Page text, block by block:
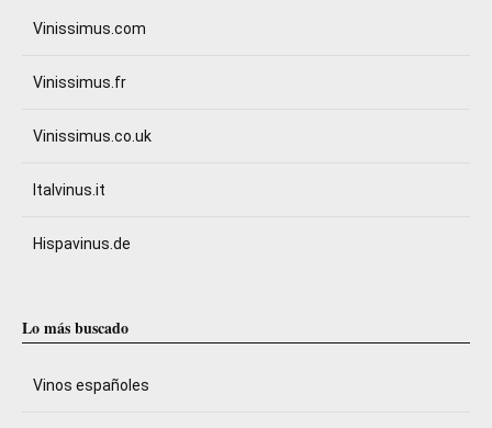
Vinissimus.com
Vinissimus.fr
Vinissimus.co.uk
Italvinus.it
Hispavinus.de
Lo más buscado
Vinos españoles